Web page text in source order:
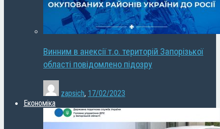
Винним в анексії т.о. територій Запорізької
області повідомлено підозру
zapsich, 17/02/2023
Економіка